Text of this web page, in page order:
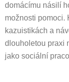
domácímu násilí
možnosti pomoci.
kazuistikách a
dlouholetou praxi
jako sociální